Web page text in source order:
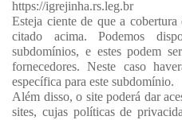
https://igrejinha.rs.leg.br
Esteja ciente de que a
citado acima. Podemos
subdomínios, e estes podem
fornecedores. Neste caso
específica para este subdomínio.
Além disso, o site poderá dar
sites, cujas políticas de